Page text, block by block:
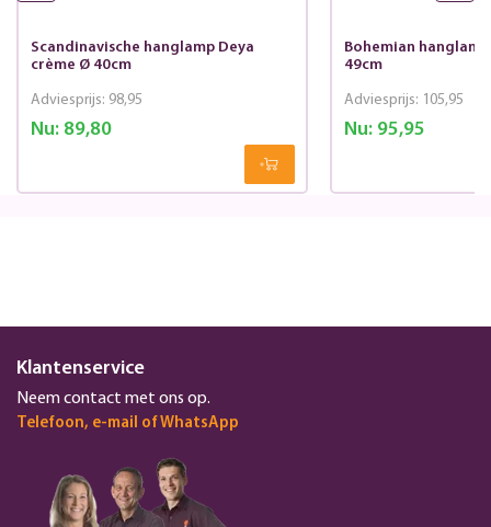
Scandinavische hanglamp Deya
crème Ø 40cm
Nu:89,80
Adviesprijs: 98,95
Bohemian
49cm
Nu:95,95
Adviesprijs: 105,95
Klantenservice
Neem contact met ons op.
Telefoon, e-mail of WhatsApp